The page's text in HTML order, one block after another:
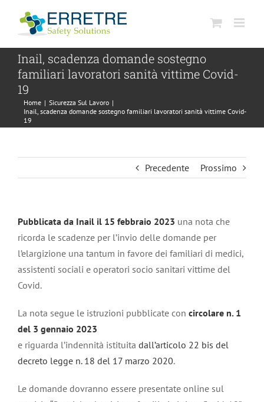
contenuto
Inail, scadenza domande sostegno
familiari lavoratori sanità vittime Covid-
19
Home | Sicurezza Sul Lavoro |
Inail, scadenza domande sostegno familiari lavoratori sanità vittime Covid-
19
Precedente Prossimo
Pubblicata da Inail il 15 febbraio 2023 una nota che
ricorda le scadenze per l’invio delle domande per
l’elargizione una tantum in favore dei familiari di medici,
assistenti sociali e operatori socio sanitari vittime del
Covid.
La nota segue le istruzioni pubblicate con circolare n. 1
del 3 gennaio 2023
e riguarda l’indennità istituita dall’articolo 22 bis del
decreto legge n. 18 del 17 marzo 2020.
Le domande dovranno essere presentate online sul